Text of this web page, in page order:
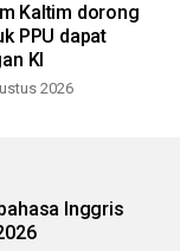
Kaltim dorong
PPU dapat
KI
2026
Inggris